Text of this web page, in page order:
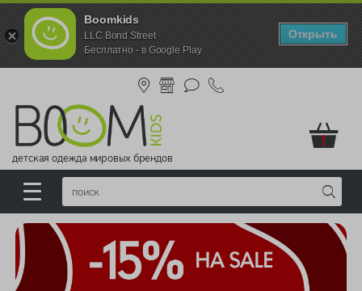
Boomkids
LLC Bond Street
Бесплатно - в Google Play
Открыть
детская одежда мировых брендов
!